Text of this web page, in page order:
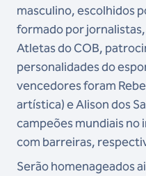
masculino, escolhidos
formado por
Atletas do COB,
personalidades do
vencedores foram
artística) e Alison dos
campeões mundiais no
com barreiras,
Serão homenageados